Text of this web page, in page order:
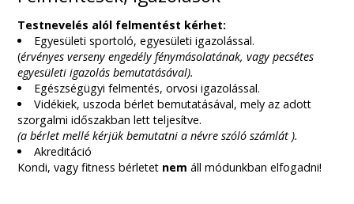
Testnevelés alól felmentést kérhet:
Egyesületi sportoló, egyesületi igazolással.
(érvényes verseny engedély fénymásolatának, vagy pecsétes
egyesületi igazolás bemutatásával).
Egészségügyi felmentés, orvosi igazolással.
Vidékiek, uszoda bérlet bemutatásával, mely az adott
szorgalmi időszakban lett teljesítve.
(a bérlet mellé kérjük bemutatni a névre szóló számlát ).
Akreditáció
Kondi, vagy fitness bérletet nem áll módunkban elfogadni!